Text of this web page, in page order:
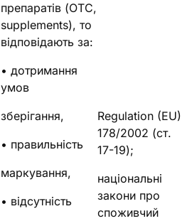
препаратів (OTC,
supplements), то
відповідають за:
• дотримання
умов
зберігання,
• правильність
маркування,
• відсутність
Regulation (EU)
178/2002 (ст.
17-19);
національні
закони про
споживчий